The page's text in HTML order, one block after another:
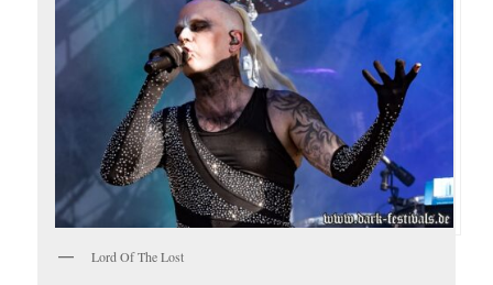
Lord Of The Lost